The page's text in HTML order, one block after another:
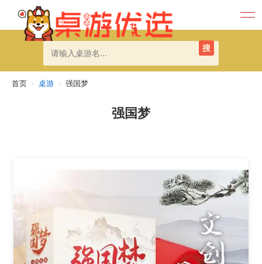
搜
首页 › 桌游 › 强国梦
强国梦